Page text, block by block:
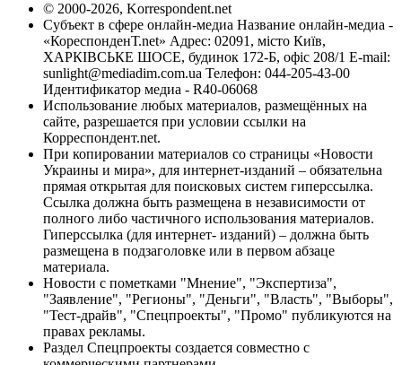
© 2000-2026, Korrespondent.net
Субъект в сфере онлайн-медиа Название онлайн-медиа -
«КореспонденТ.net» Адрес: 02091, місто Київ,
ХАРКІВСЬКЕ ШОСЕ, будинок 172-Б, офіс 208/1 E-mail:
sunlight@mediadim.com.ua Телефон: 044-205-43-00
Идентификатор медиа - R40-06068
Использование любых материалов, размещённых на
сайте, разрешается при условии ссылки на
Корреспондент.net.
При копировании материалов со страницы «Новости
Украины и мира», для интернет-изданий – обязательна
прямая открытая для поисковых систем гиперссылка.
Ссылка должна быть размещена в независимости от
полного либо частичного использования материалов.
Гиперссылка (для интернет- изданий) – должна быть
размещена в подзаголовке или в первом абзаце
материала.
Новости с пометками "Мнение", "Экспертиза",
"Заявление", "Регионы", "Деньги", "Власть", "Выборы",
"Тест-драйв", "Спецпроекты", "Промо" публикуются на
правах рекламы.
Раздел Спецпроекты создается совместно с